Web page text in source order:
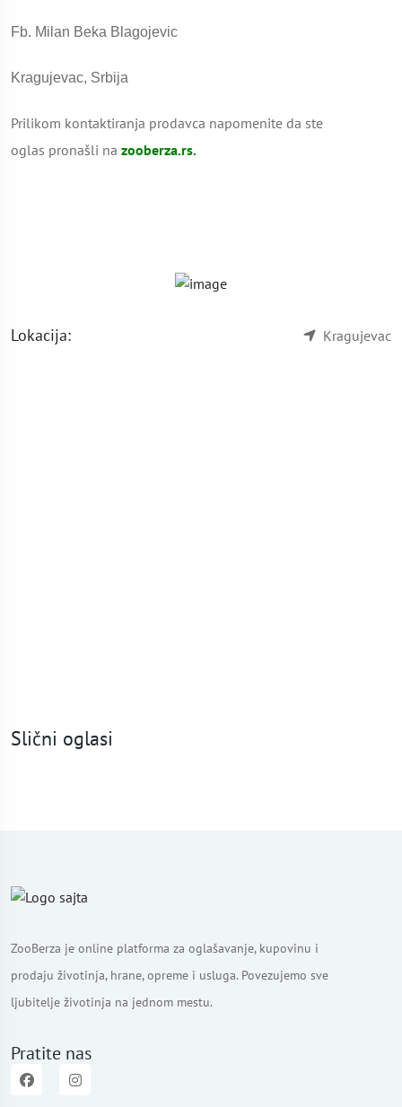
Fb. Milan Beka Blagojevic
Kragujevac, Srbija
Prilikom kontaktiranja prodavca napomenite da ste
oglas pronašli na zooberza.rs.
Lokacija: Kragujevac
Slični oglasi
ZooBerza je online platforma za oglašavanje, kupovinu i
prodaju životinja, hrane, opreme i usluga. Povezujemo sve
ljubitelje životinja na jednom mestu.
Pratite nas